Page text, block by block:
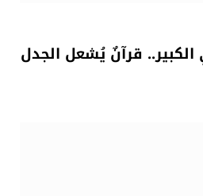
قرآنٌ يُشعل الجدل